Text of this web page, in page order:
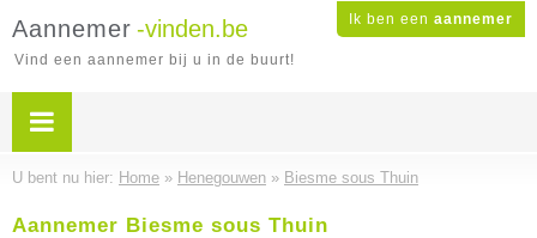
Ik ben een aannemer
Aannemer -vinden.be
Vind een aannemer bij u in de buurt!
U bent nu hier: Home » Henegouwen » Biesme sous Thuin
Aannemer Biesme sous Thuin